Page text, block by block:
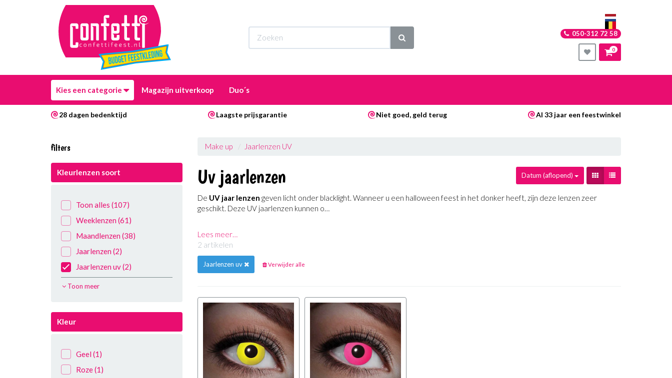
050-312 72 58
0
Kies een categorie Magazijn uitverkoop Duo´s
28 dagen bedenktijd Laagste prijsgarantie Niet goed, geld terug Al 33 jaar een feestwinkel
filters
Kleurlenzen soort
Toon alles (107)
Weeklenzen (61)
Maandlenzen (38)
Jaarlenzen (2)
Jaarlenzen uv(2)
Toon meer
Kleur
Geel (1)
Roze(1)
Make up Jaarlenzen UV
Uv jaarlenzen Datum (aflopend)
De UV jaar lenzen geven licht onder blacklight. Wanneer u een halloween feest in het donker heeft, zijn deze lenzen zeer
geschikt. Deze UV jaarlenzen kunnen o…
Lees meer…
2 artikelen
Jaarlenzen uv Verwijder alle